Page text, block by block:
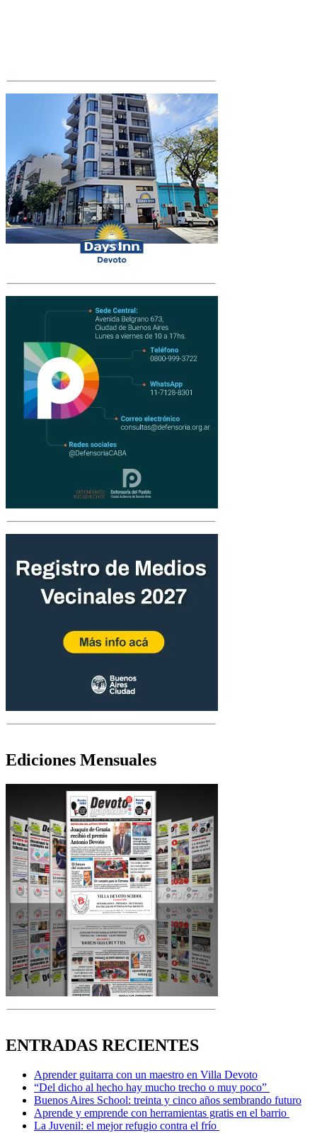
Ediciones Mensuales
ENTRADAS RECIENTES
Aprender guitarra con un maestro en Villa Devoto
“Del dicho al hecho hay mucho trecho o muy poco”
Buenos Aires School: treinta y cinco años sembrando futuro
Aprende y emprende con herramientas gratis en el barrio
La Juvenil: el mejor refugio contra el frío